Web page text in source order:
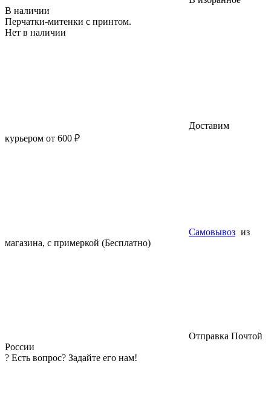
В наличии
Перчатки-митенки с принтом.
Нет в наличии
Доставим
курьером от 600 ₽
Самовывоз из
магазина, с примеркой (Бесплатно)
Отправка Почтой
России
? Есть вопрос? Задайте его нам!